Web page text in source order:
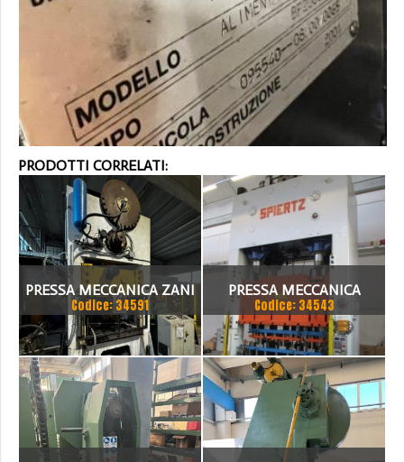
PRODOTTI CORRELATI:
PRESSA MECCANICA ZANI
300TON
Codice: 34591
PRESSA MECCANICA
SPIERTZ
Codice: 34543